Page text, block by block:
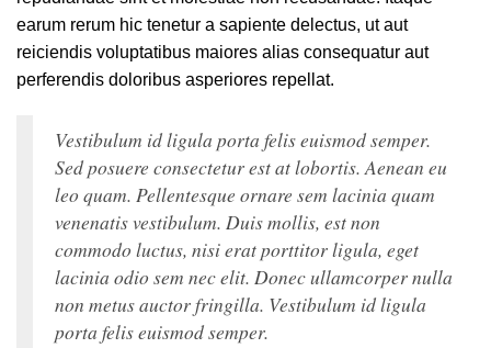
earum rerum hic tenetur a sapiente delectus, ut aut
reiciendis voluptatibus maiores alias consequatur aut
perferendis doloribus asperiores repellat.
Vestibulum id ligula porta felis euismod semper.
Sed posuere consectetur est at lobortis. Aenean eu
leo quam. Pellentesque ornare sem lacinia quam
venenatis vestibulum. Duis mollis, est non
commodo luctus, nisi erat porttitor ligula, eget
lacinia odio sem nec elit. Donec ullamcorper nulla
non metus auctor fringilla. Vestibulum id ligula
porta felis euismod semper.